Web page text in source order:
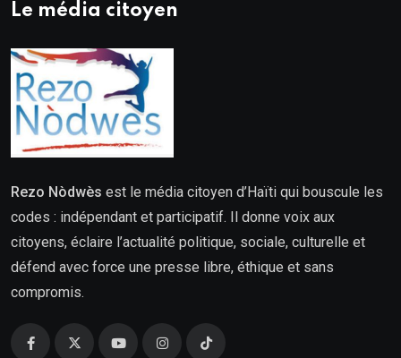
Le média citoyen
Rezo Nòdwès est le média citoyen d’Haïti qui bouscule les
codes : indépendant et participatif. Il donne voix aux
citoyens, éclaire l’actualité politique, sociale, culturelle et
défend avec force une presse libre, éthique et sans
compromis.